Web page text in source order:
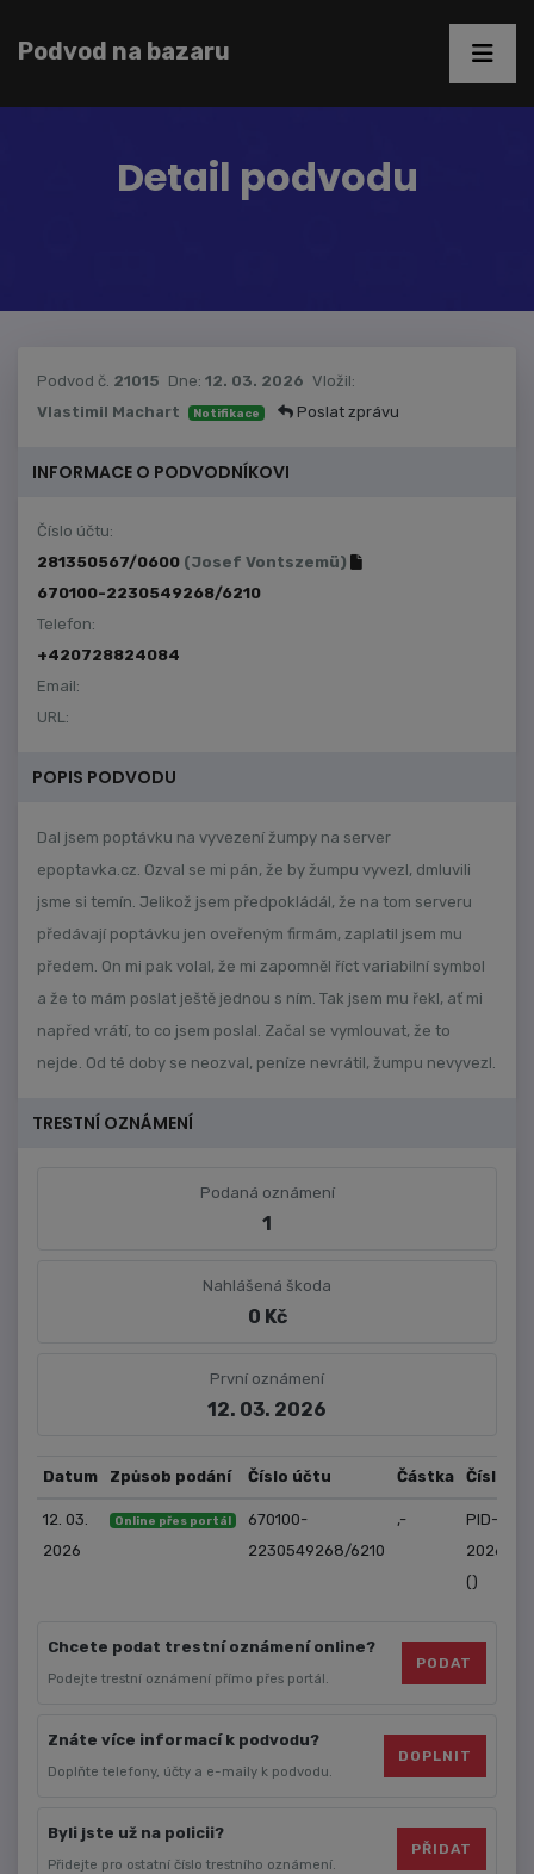
Podvod na bazaru
Detail podvodu
Podvod č. 21015 Dne: 12. 03. 2026 Vložil:
Vlastimil Machart
Notifikace Poslat zprávu
INFORMACE O PODVODNÍKOVI
Číslo účtu:
281350567/0600 (Josef Vontszemü)
670100-2230549268/6210
Telefon:
+420728824084
Email:
URL:
POPIS PODVODU
Dal jsem poptávku na vyvezení žumpy na server
epoptavka.cz. Ozval se mi pán, že by žumpu vyvezl, dmluvili
jsme si temín. Jelikož jsem předpokládál, že na tom serveru
předávají poptávku jen oveřeným firmám, zaplatil jsem mu
předem. On mi pak volal, že mi zapomněl říct variabilní symbol
a že to mám poslat ještě jednou s ním. Tak jsem mu řekl, ať mi
napřed vrátí, to co jsem poslal. Začal se vymlouvat, že to
nejde. Od té doby se neozval, peníze nevrátil, žumpu nevyvezl.
TRESTNÍ OZNÁMENÍ
Podaná oznámení
1
Nahlášená škoda
0 Kč
První oznámení
12. 03. 2026
Datum Způsob podání Číslo účtu Částka Číslo
12. 03.
2026
Online přes portál
670100-
2230549268/6210
,-
PID-EM-
2026/
()
Chcete podat trestní oznámení online?
Podejte trestní oznámení přímo přes portál.
PODAT
Znáte více informací k podvodu?
Doplňte telefony, účty a e-maily k podvodu.
DOPLNIT
Byli jste už na policii?
Přidejte pro ostatní číslo trestního oznámení.
PŘIDAT